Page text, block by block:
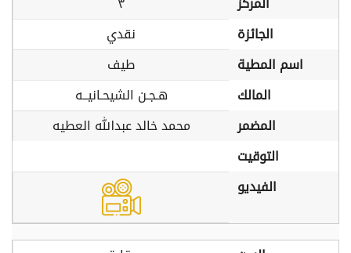
الجائزة
نقدي
اسم المطية
طيف
المالك
هـجـن الشيحـانيــه
المضمر
محمد خالد عبدالله العطيه
التوقيت
الفيديو